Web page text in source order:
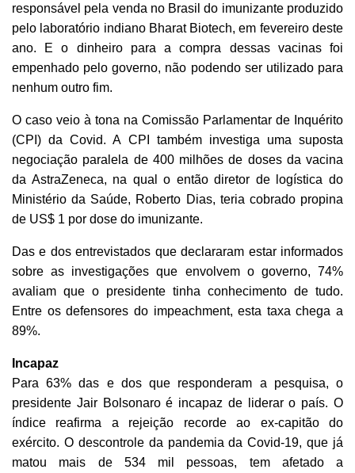
responsável pela venda no Brasil do imunizante produzido
pelo laboratório indiano Bharat Biotech, em fevereiro deste
ano. E o dinheiro para a compra dessas vacinas foi
empenhado pelo governo, não podendo ser utilizado para
nenhum outro fim.
O caso veio à tona na Comissão Parlamentar de Inquérito
(CPI) da Covid. A CPI também investiga uma suposta
negociação paralela de 400 milhões de doses da vacina
da AstraZeneca, na qual o então diretor de logística do
Ministério da Saúde, Roberto Dias, teria cobrado propina
de US$ 1 por dose do imunizante.
Das e dos entrevistados que declararam estar informados
sobre as investigações que envolvem o governo, 74%
avaliam que o presidente tinha conhecimento de tudo.
Entre os defensores do impeachment, esta taxa chega a
89%.
Incapaz
Para 63% das e dos que responderam a pesquisa, o
presidente Jair Bolsonaro é incapaz de liderar o país. O
índice reafirma a rejeição recorde ao ex-capitão do
exército. O descontrole da pandemia da Covid-19, que já
matou mais de 534 mil pessoas, tem afetado a